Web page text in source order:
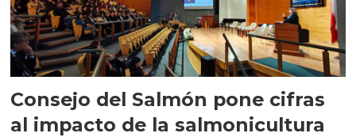
Consejo del Salmón pone cifras
al impacto de la salmonicultura